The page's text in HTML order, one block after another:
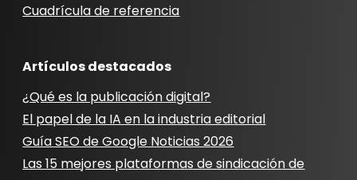
Cuadrícula de referencia
Artículos destacados
¿Qué es la publicación digital?
El papel de la IA en la industria editorial
Guía SEO de Google Noticias 2026
Las 15 mejores plataformas de sindicación de